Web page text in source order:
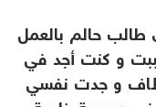
طالب حالم بالعمل
و كنت أجد في
و جدت نفسي